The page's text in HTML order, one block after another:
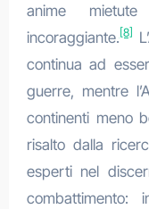
anime
incoraggiante.[8]
continua ad
guerre, mentre
continenti meno
risalto dalla
esperti nel